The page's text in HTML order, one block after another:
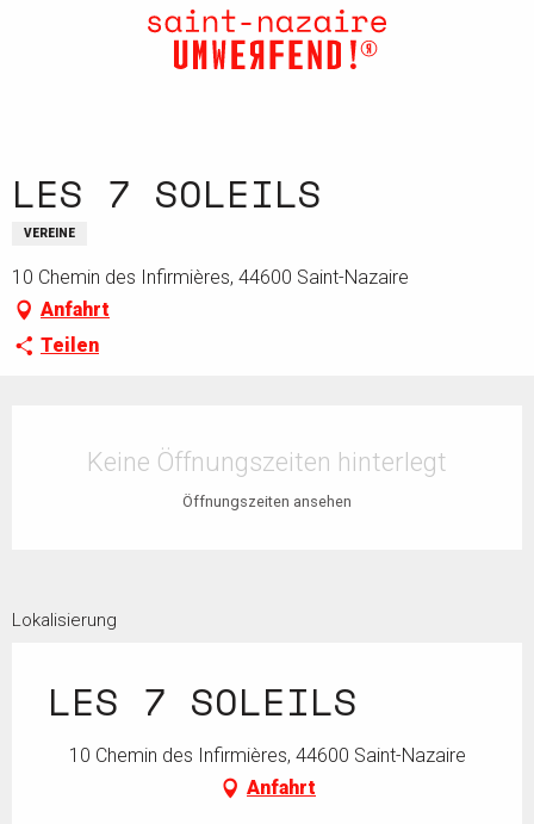
LES 7 SOLEILS
VEREINE
10 Chemin des Infirmières, 44600 Saint-Nazaire
Anfahrt
Teilen
Keine Öffnungszeiten hinterlegt
Öffnungszeiten ansehen
Lokalisierung
LES 7 SOLEILS
10 Chemin des Infirmières, 44600 Saint-Nazaire
Anfahrt